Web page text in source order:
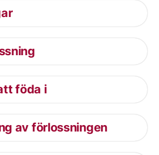
föda i
av förlossningen